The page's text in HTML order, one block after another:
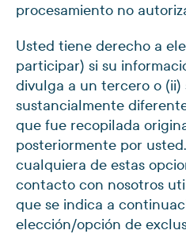
procesamiento no
Usted tiene derecho a
participar) si su
divulga a un tercero o
sustancialmente
que fue recopilada
posteriormente por
cualquiera de estas
contacto con nosotros
que se indica a
elección/opción de